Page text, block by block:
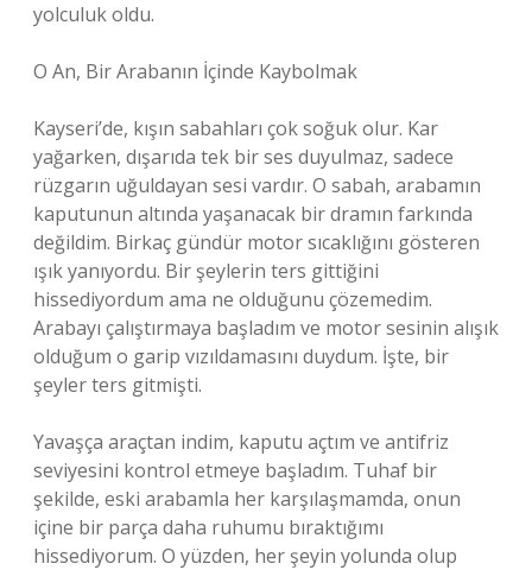
yolculuk oldu.
O An, Bir Arabanın İçinde Kaybolmak
Kayseri’de, kışın sabahları çok soğuk olur. Kar
yağarken, dışarıda tek bir ses duyulmaz, sadece
rüzgarın uğuldayan sesi vardır. O sabah, arabamın
kaputunun altında yaşanacak bir dramın farkında
değildim. Birkaç gündür motor sıcaklığını gösteren
ışık yanıyordu. Bir şeylerin ters gittiğini
hissediyordum ama ne olduğunu çözemedim.
Arabayı çalıştırmaya başladım ve motor sesinin alışık
olduğum o garip vızıldamasını duydum. İşte, bir
şeyler ters gitmişti.
Yavaşça araçtan indim, kaputu açtım ve antifriz
seviyesini kontrol etmeye başladım. Tuhaf bir
şekilde, eski arabamla her karşılaşmamda, onun
içine bir parça daha ruhumu bıraktığımı
hissediyorum. O yüzden, her şeyin yolunda olup